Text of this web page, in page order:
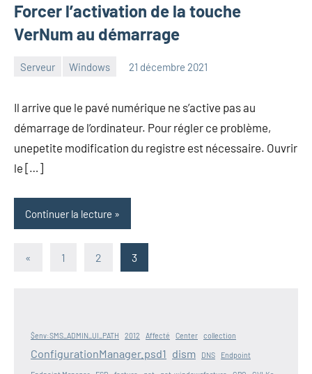
Forcer l’activation de la touche
VerNum au démarrage
Serveur Windows 21 décembre 2021
Il arrive que le pavé numérique ne s’active pas au
démarrage de l’ordinateur. Pour régler ce problème,
unepetite modification du registre est nécessaire. Ouvrir
le […]
Continuer la lecture
Pagination
« Articles1 2 3
$env:SMS_ADMIN_UI_PATH 2012 Affecté Center collection
ConfigurationManager.psd1 dism DNS Endpoint